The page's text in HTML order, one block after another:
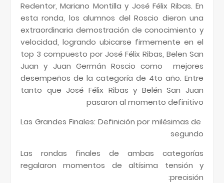
Redentor, Mariano Montilla y José Félix Ribas. En
esta ronda, los alumnos del Roscio dieron una
extraordinaria demostración de conocimiento y
velocidad, logrando ubicarse firmemente en el
top 3 compuesto por José Félix Ribas, Belen San
Juan y Juan Germán Roscio como mejores
desempeños de la categoría de 4to año. Entre
tanto que José Félix Ribas y Belén San Juan
pasaron al momento definitivo
Las Grandes Finales: Definición por milésimas de
segundo
Las rondas finales de ambas categorías
regalaron momentos de altísima tensión y
precisión: